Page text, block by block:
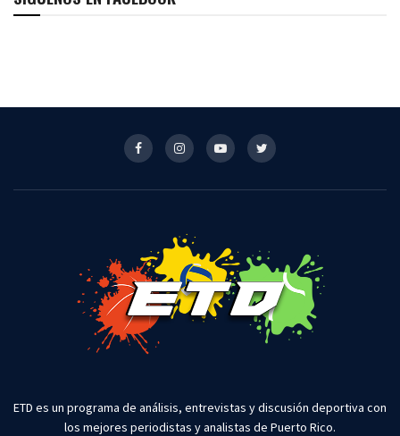
ETD es un programa de análisis, entrevistas y discusión deportiva con
los mejores periodistas y analistas de Puerto Rico.